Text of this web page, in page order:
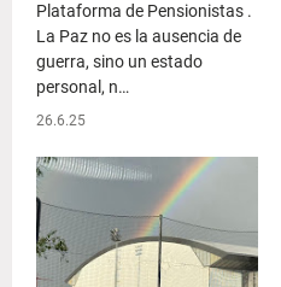
Plataforma de Pensionistas .
La Paz no es la ausencia de
guerra, sino un estado
personal, n…
26.6.25